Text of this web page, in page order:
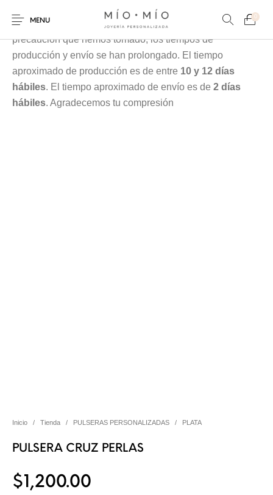
MENU
0
Cada pieza es elaborada en nuestra taller especialmente
para tí, debido a la contingencia y a las medidas de
precaución que hemos tomado, los tiempos de
producción y envío se han prolongado. El tiempo
aproximado de producción es de entre 10 y 12 días
hábiles. El tiempo aproximado de envío es de2 días
hábiles. Agradecemos tu compresión
Inicio / Tienda / PULSERAS PERSONALIZADAS / PLATA
PULSERA CRUZ PERLAS
$ 1,200.00